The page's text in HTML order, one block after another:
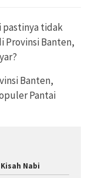
pastinya tidak
Provinsi Banten,
Banten,
Pantai
Nabi